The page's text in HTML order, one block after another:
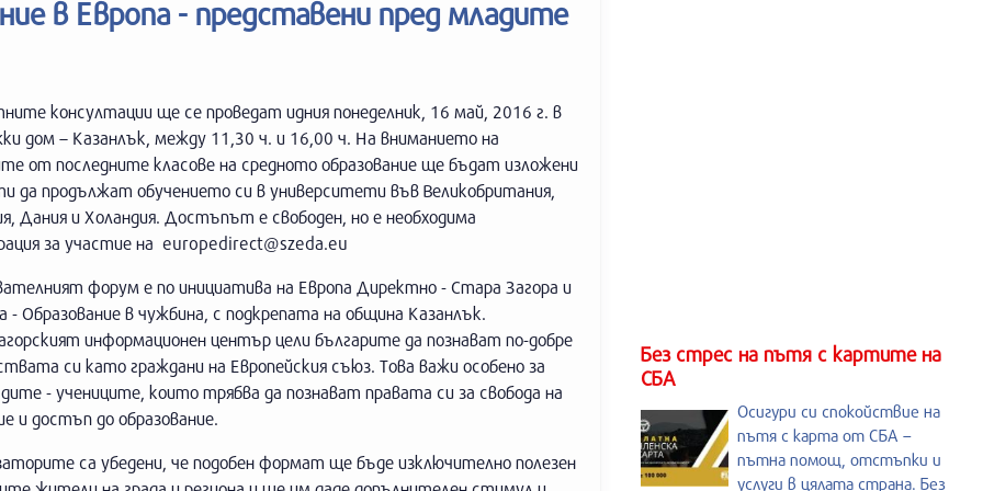
в Европа - представени пред младите
консултации ще се проведат идния понеделник, 16 май, 2016 г. в
дом – Казанлък, между 11,30 ч. и 16,00 ч. На вниманието на
от последните класове на средното образование ще бъдат изложени
да продължат обучението си в университети във Великобритания,
Дания и Холандия. Достъпът е свободен, но е необходима
за участие на europedirect@szeda.eu
форум е по инициатива на Европа Директно - Стара Загора и
- Образование в чужбина, с подкрепата на община Казанлък.
информационен център цели българите да познават по-добре
си като граждани на Европейския съюз. Това важи особено за
- учениците, които трябва да познават правата си за свобода на
и достъп до образование.
са убедени, че подобен формат ще бъде изключително полезен
Без стрес на пътя с картите на
СБА
Осигури си спокойствие на
пътя с карта от СБА –
пътна помощ, отстъпки и
услуги в цялата страна. Без